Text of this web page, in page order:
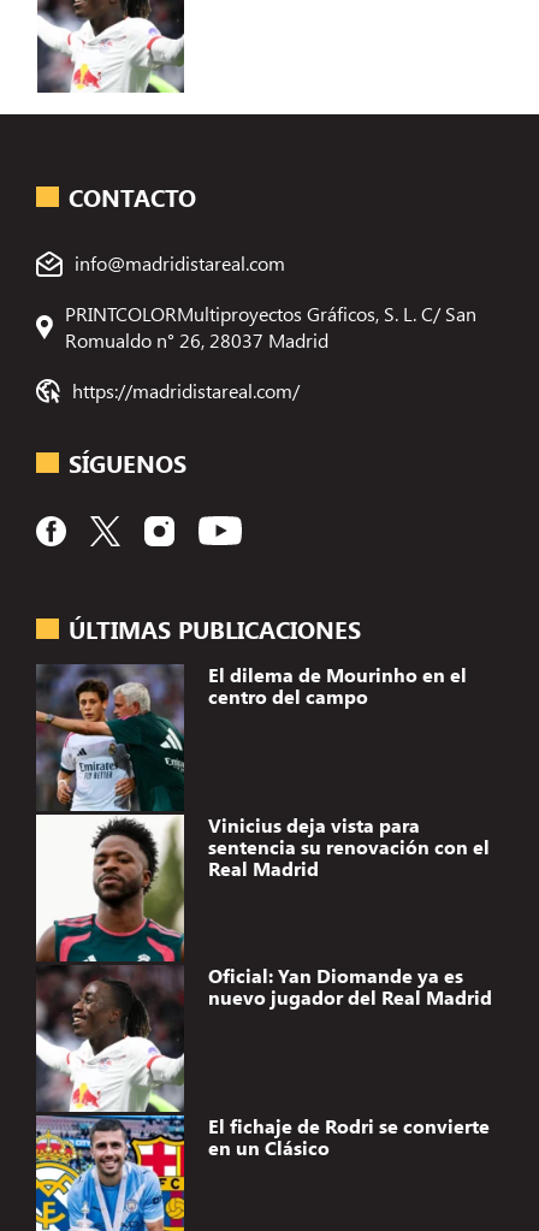
ÚLTIMAS PUBLICACIONES
El dilema de Mourinho en el
centro del campo
Vinicius deja vista para
sentencia su renovación con el
Real Madrid
Oficial: Yan Diomande ya es
nuevo jugador del Real Madrid
El fichaje de Rodri se convierte
en un Clásico
CONTACTO
info@madridistareal.com
PRINTCOLORMultiproyectos Gráficos, S. L. C/ San
Romualdo n° 26, 28037 Madrid
https://madridistareal.com/
SÍGUENOS